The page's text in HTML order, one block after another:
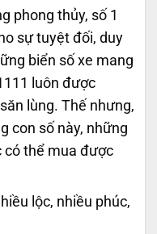
phong thủy, số 1
sự tuyệt đối, duy
biển số xe mang
luôn được
lùng. Thế nhưng,
con số này, những
có thể mua được
lộc, nhiều phúc,